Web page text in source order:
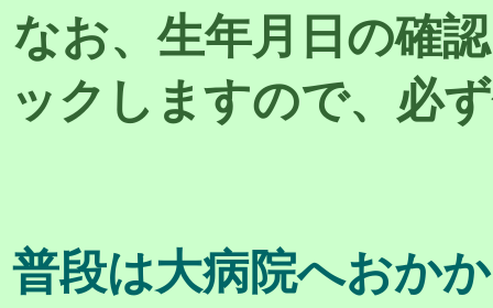
なお、生年月日の確
ックしますので、必
普段は大病院へおか